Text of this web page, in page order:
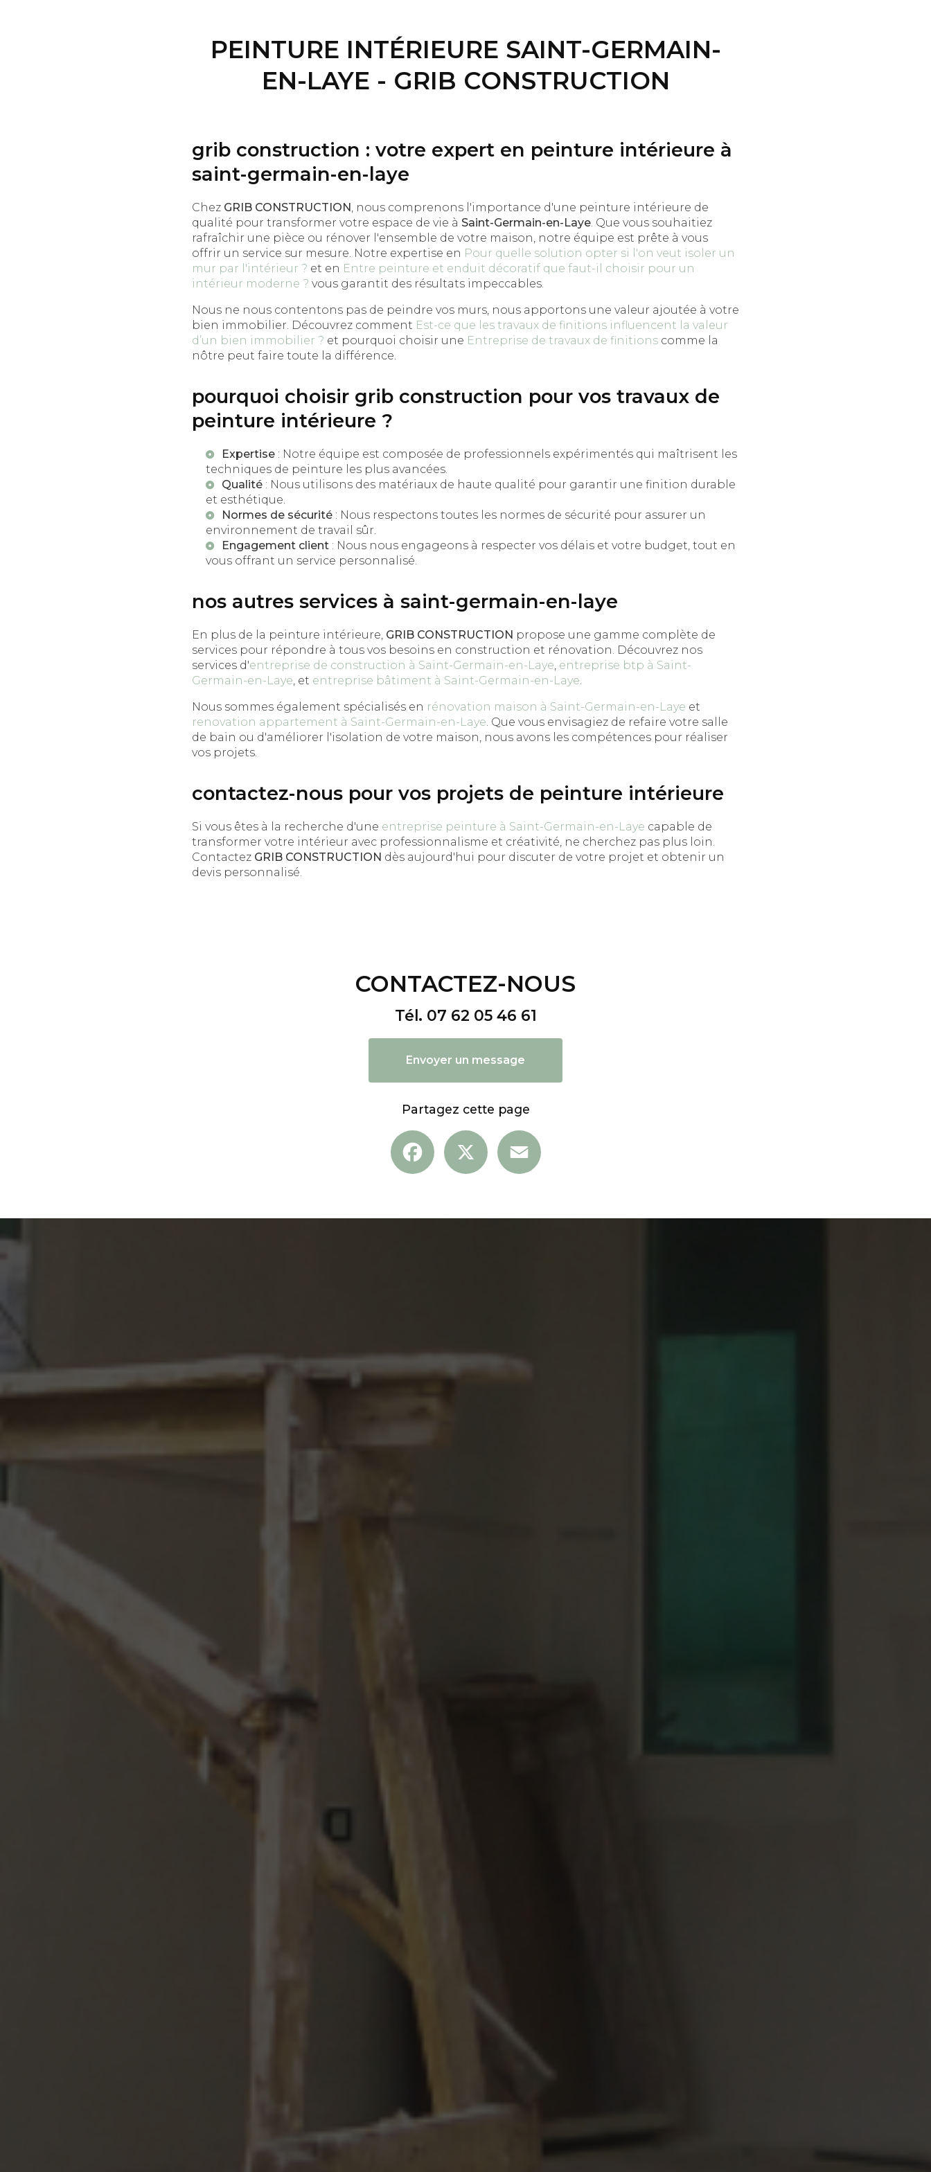
PEINTURE INTÉRIEURE SAINT-GERMAIN-
EN-LAYE - GRIB CONSTRUCTION
grib construction : votre expert en peinture intérieure à
saint-germain-en-laye
Chez GRIB CONSTRUCTION , nous comprenons l'importance d'une peinture intérieure de
qualité pour transformer votre espace de vie à Saint-Germain-en-Laye. Que vous souhaitiez
rafraîchir une pièce ou rénover l'ensemble de votre maison, notre équipe est prête à vous
offrir un service sur mesure. Notre expertise en Pour quelle solution opter si l'on veut isoler un
mur par l'intérieur ? et en Entre peinture et enduit décoratif que faut-il choisir pour un
intérieur moderne ? vous garantit des résultats impeccables.
Nous ne nous contentons pas de peindre vos murs, nous apportons une valeur ajoutée à votre
bien immobilier. Découvrez comment Est-ce que les travaux de finitions influencent la valeur
d’un bien immobilier ? et pourquoi choisir une Entreprise de travaux de finitions comme la
nôtre peut faire toute la différence.
pourquoi choisir grib construction pour vos travaux de
peinture intérieure ?
Expertise : Notre équipe est composée de professionnels expérimentés qui maîtrisent les
techniques de peinture les plus avancées.
Qualité : Nous utilisons des matériaux de haute qualité pour garantir une finition durable
et esthétique.
Normes de sécurité : Nous respectons toutes les normes de sécurité pour assurer un
environnement de travail sûr.
Engagement client : Nous nous engageons à respecter vos délais et votre budget, tout en
vous offrant un service personnalisé.
nos autres services à saint-germain-en-laye
En plus de la peinture intérieure, GRIB CONSTRUCTION propose une gamme complète de
services pour répondre à tous vos besoins en construction et rénovation. Découvrez nos
services d'entreprise de construction à Saint-Germain-en-Laye, entreprise btp à Saint-
Germain-en-Laye, et entreprise bâtiment à Saint-Germain-en-Laye.
Nous sommes également spécialisés en rénovation maison à Saint-Germain-en-Laye et
renovation appartement à Saint-Germain-en-Laye. Que vous envisagiez de refaire votre salle
de bain ou d'améliorer l'isolation de votre maison, nous avons les compétences pour réaliser
vos projets.
contactez-nous pour vos projets de peinture intérieure
Si vous êtes à la recherche d'une entreprise peinture à Saint-Germain-en-Laye capable de
transformer votre intérieur avec professionnalisme et créativité, ne cherchez pas plus loin.
Contactez GRIB CONSTRUCTION dès aujourd'hui pour discuter de votre projet et obtenir un
devis personnalisé.
CONTACTEZ-NOUS
Tél. 07 62 05 46 61
Envoyer un message
Partagez cette page
Facebook